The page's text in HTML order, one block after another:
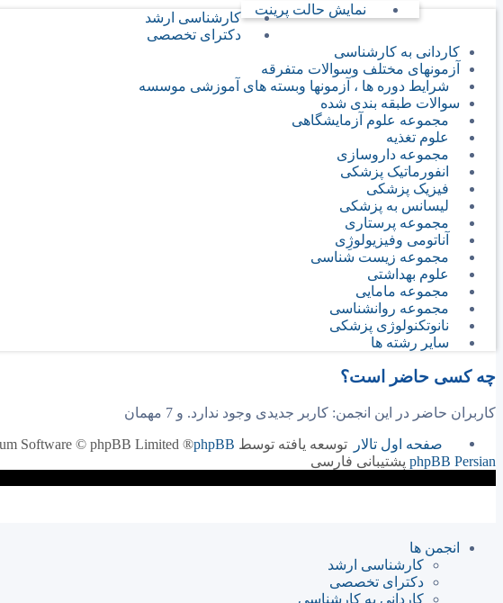
نمایش حالت پرینت
کارشناسی ارشد
دکترای تخصصی
کاردانی به کارشناسی
آزمونهای مختلف وسوالات متفرقه
شرایط دوره ها ، آزمونها وبسته های آموزشی موسسه
سوالات طبقه بندی شده
مجموعه علوم آزمایشگاهی
علوم تغذیه
مجموعه داروسازی
انفورماتیک پزشکی
فیزیک پزشکی
لیسانس به پزشکی
مجموعه پرستاری
آناتومی وفیزیولوژِی
مجموعه زیست شناسی
علوم بهداشتی
مجموعه مامایی
مجموعه روانشناسی
نانوتکنولوژی پزشکی
سایر رشته ها
چه کسی حاضر است؟
کاربران حاضر در این انجمن: کاربر جدیدی وجود ندارد. و 7 مهمان
صفحه اول تالار توسعه یافته توسط phpBB
® Forum Software © phpBB Limited
phpBB Persian پشتیبانی فارسی
انجمن ها
کارشناسی ارشد
دکترای تخصصی
کاردانی به کارشناسی